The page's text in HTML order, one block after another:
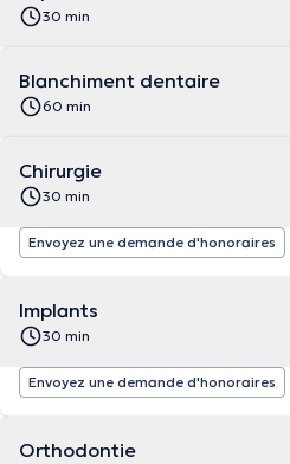
30 min
Blanchiment dentaire
60 min
Chirurgie
30 min
Envoyez une demande d'honoraires
Implants
30 min
Envoyez une demande d'honoraires
Orthodontie